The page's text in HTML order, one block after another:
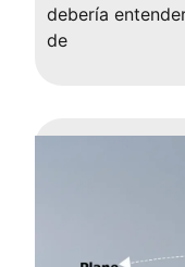
debería
de